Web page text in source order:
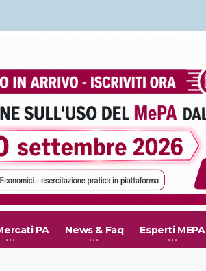
PA News & Faq Esperti MEPA